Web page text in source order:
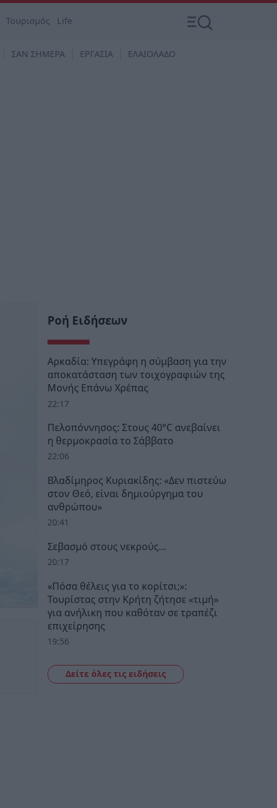
Τουρισμός Life
ΣΑΝ ΣΗΜΕΡΑ ΕΡΓΑΣΙΑ ΕΛΑΙΟΛΑΔΟ
Ροή Ειδήσεων
Αρκαδία: Υπεγράφη η σύμβαση για την
αποκατάσταση των τοιχογραφιών της
Μονής Επάνω Χρέπας
22:17
Πελοπόννησος: Στους 40°C ανεβαίνει
η θερμοκρασία το Σάββατο
22:06
Βλαδίμηρος Κυριακίδης: «Δεν πιστεύω
στον Θεό, είναι δημιούργημα του
ανθρώπου»
20:41
Σεβασμό στους νεκρούς…
20:17
«Πόσα θέλεις για το κορίτσι;»:
Τουρίστας στην Κρήτη ζήτησε «τιμή»
για ανήλικη που καθόταν σε τραπέζι
επιχείρησης
19:56
Δείτε όλες τις ειδήσεις